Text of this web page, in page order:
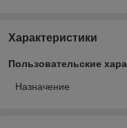
Характеристики
Пользовательские
Назначение